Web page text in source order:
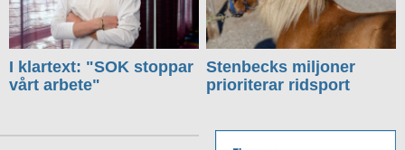
I klartext: "SOK stoppar
vårt arbete"
Stenbecks miljoner
prioriterar ridsport